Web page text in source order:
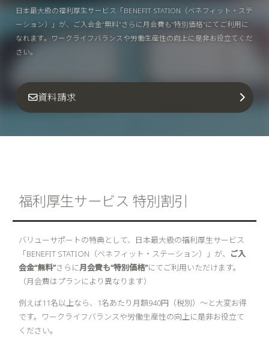
日本最大級の福利厚生サービス「BENEFIT STATION（ベネフィット・ステ
ーション）」が、ご入会金“無料”さらに月会費も“特別価格”にてご利用に
なれます。ワークライフバランスや労働生産性の向上に是非お役立てくだ
さい。
資料請求
福利厚生サービス 特別割引
バリューサポートの特典として、日本最大級の福利厚生サービス
「BENEFIT STATION（ベネフィット・ステーション）」が、
ご入
会金“無料”さらに月会費も“特別価格”にてご利用いただけます。
（月会費はプランにより異なります）
例えば11名以上なら、1名あたり月額940円（税別）〜と大変お得
です。ワークライフバランスや労働生産性の向上に是非お役立て
ください。